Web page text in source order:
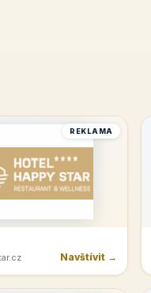
REKLAMA
Navštívit →